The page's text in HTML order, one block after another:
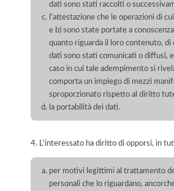
dati sono stati raccolti o
l'attestazione che le operazioni di
e b) sono state portate a
quanto riguarda il loro contenuto, di
dati sono stati comunicati o diffusi,
caso in cui tale adempimento si
comporta un impiego di mezzi
sproporzionato rispetto al diritto
la portabilità dei dati.
4. L'interessato ha diritto di opporsi, in
per motivi legittimi al trattamento
personali che lo riguardano,